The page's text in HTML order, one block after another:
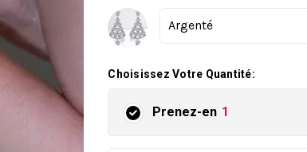
Choisissez Votre Quantité:
Prenez-en 1